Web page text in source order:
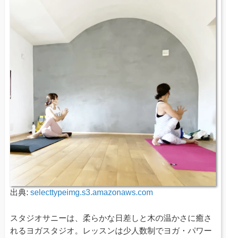
出典: selecttypeimg.s3.amazonaws.com
スタジオサニーは、柔らかな日差しと木の温かさに癒さ
れるヨガスタジオ。レッスンは少人数制でヨガ・パワー